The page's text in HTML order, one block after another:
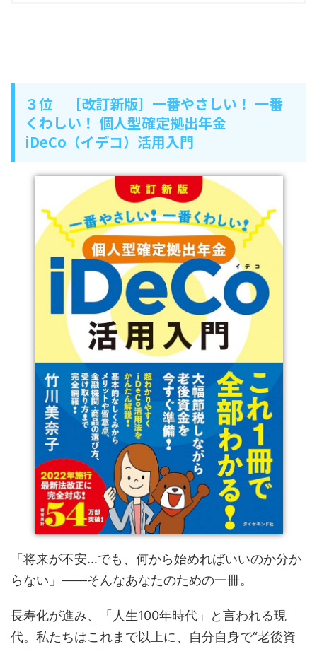
３位 ［改訂新版］一番やさしい！ 一番
くわしい！ 個人型確定拠出年金
iDeCo（イデコ）活用入門
「将来が不安…でも、何から始めればいいのか分か
らない」――そんなあなたのための一冊。
長寿化が進み、「人生100年時代」と言われる現
代。私たちはこれまで以上に、自分自身で“老後資